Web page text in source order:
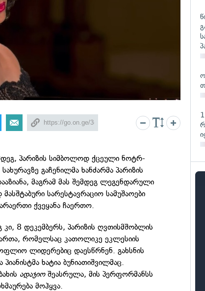
პარიზის სიმბოლოდ ქცეული ნოტრ-
გაჩენილმა ხანძარმა პარიზის
მაგრამ მას შემდეგ ლეგენდარული
სარესტავრაციო სამუშაოები
ქვეყანა ჩაერთო.
კი, 8 დეკემბერს, პარიზის ღვთისმშობლის
რომელსაც კათოლიკე ეკლესიის
ლიდერებიც დაესწრნენ. გახსნის
ხატია ბუნიათიშვილმაც.
ადაჯიოშეასრულა, მის პერფორმანსს
მოჰყვა.